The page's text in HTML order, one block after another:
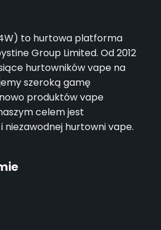
to hurtowa platforma
Group Limited. Od 2012
hurtowników vape na
szeroką gamę
produktów vape
celem jest
niezawodnej hurtowni vape.